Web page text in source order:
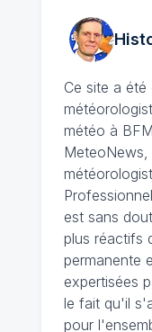
Ce site a été
météo à
est sans
plus réactifs
permanente
expertisées
le fait qu'il
pour